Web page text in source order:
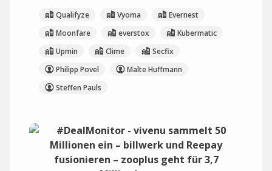
Qualifyze Vyoma
Evernest
Moonfare
everstox
Kubermatic
Upmin
Clime
Secfix
Philipp Povel
Malte Huffmann
Steffen Pauls